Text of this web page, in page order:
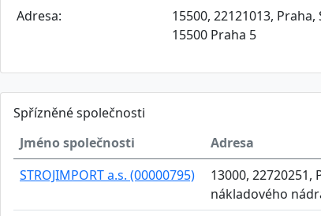
Adresa:
15500, 22121013,
15500 Praha 5
Spřízněné společnosti
Jméno společnosti
Adresa
STROJIMPORT a.s. (00000795)
13000, 22720251,
nákladového